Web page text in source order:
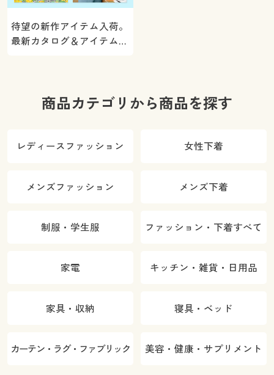
待望の新作アイテム入荷。
最新カタログ＆アイテムを
商品カテゴリから商品を探す
レディースファッション 女性下着
メンズファッション メンズ下着
制服・学生服 ファッション・下着すべて
家電 キッチン・雑貨・日用品
家具・収納 寝具・ベッド
カーテン・ラグ・ファブリック 美容・健康・サプリメント